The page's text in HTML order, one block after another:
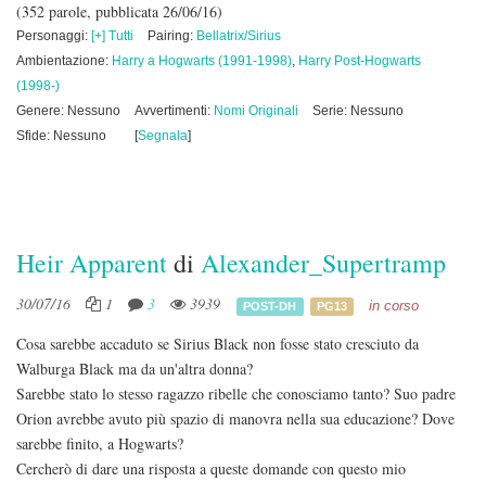
(352 parole, pubblicata 26/06/16)
Personaggi: [+] Tutti Pairing: Bellatrix/Sirius
Ambientazione: Harry a Hogwarts (1991-1998), Harry Post-Hogwarts
(1998-)
Genere: Nessuno
Avvertimenti: Nomi Originali
Serie: Nessuno
Sfide: Nessuno
[Segnala]
Heir Apparentdi Alexander_Supertramp
30/07/16 1 3 3939 POST-DH PG13 in corso
Cosa sarebbe accaduto se Sirius Black non fosse stato cresciuto da
Walburga Black ma da un'altra donna?
Sarebbe stato lo stesso ragazzo ribelle che conosciamo tanto? Suo padre
Orion avrebbe avuto più spazio di manovra nella sua educazione? Dove
sarebbe finito, a Hogwarts?
Cercherò di dare una risposta a queste domande con questo mio